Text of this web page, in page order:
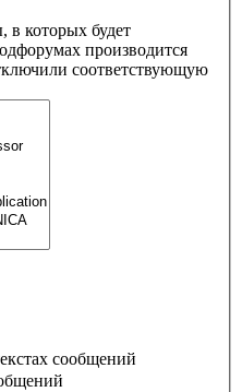
которых будет
производится
соответствующую
сообщений